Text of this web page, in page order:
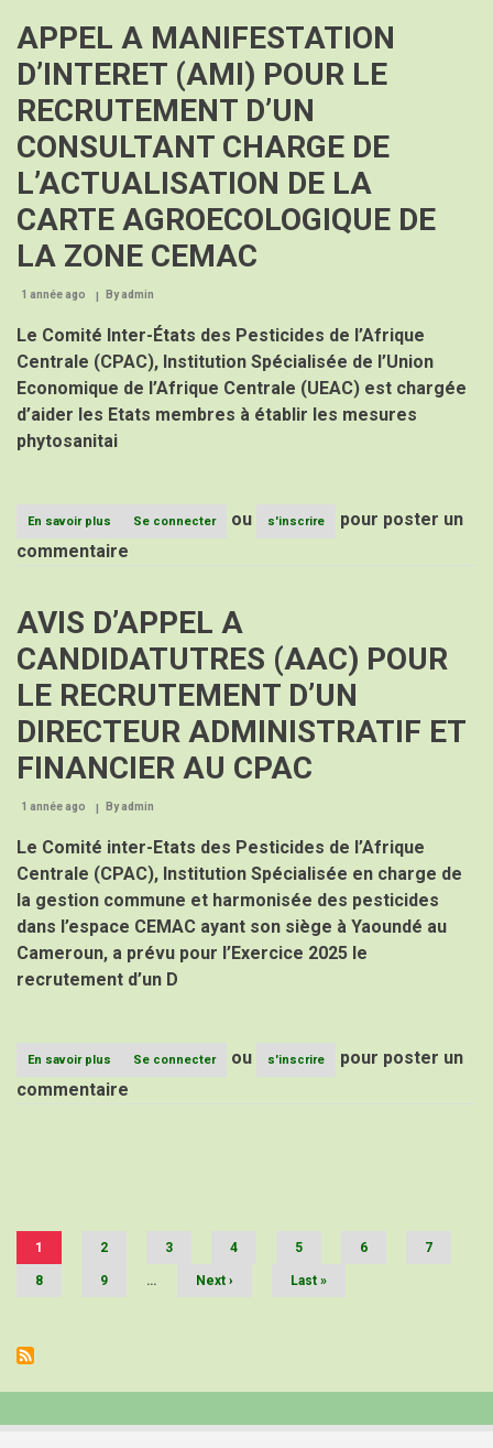
(AAC)
POUR
LE
RECRUTEMENT
D’UN
EXPERT
LA
DIRECTION
ADMINISTRATIVE
ET
AU
APPEL A MANIFESTATION
D’INTERET (AMI) POUR LE
RECRUTEMENT D’UN
CONSULTANT CHARGE DE
L’ACTUALISATION DE LA
CARTE AGROECOLOGIQUE DE
LA ZONE CEMAC
1 année ago Byadmin
Le Comité Inter-États des Pesticides de l’Afrique
Centrale (CPAC), Institution Spécialisée de l’Union
Economique de l’Afrique Centrale (UEAC) est chargée
d’aider les Etats membres à établir les mesures
phytosanitai
En savoir plus
APPEL
A
(AMI)
POUR
LE
RECRUTEMENT
D’UN
CONSULTANT
CHARGE
DE
L’ACTUALISATION
DE
LA
AGROECOLOGIQUE
DE
LA
ZONE
Se connecter ou s'inscrire
pour poster un
commentaire
AVIS D’APPEL A
CANDIDATUTRES (AAC) POUR
LE RECRUTEMENT D’UN
DIRECTEUR ADMINISTRATIF ET
FINANCIER AU CPAC
1 année ago Byadmin
Le Comité inter-Etats des Pesticides de l’Afrique
Centrale (CPAC), Institution Spécialisée en charge de
la gestion commune et harmonisée des pesticides
dans l’espace CEMAC ayant son siège à Yaoundé au
Cameroun, a prévu pour l’Exercice 2025 le
recrutement d’un D
En savoir plus
AVIS
D’APPEL
DIRECTEUR
ADMINISTRATIF
Se connecter ou s'inscrire
pour poster un
commentaire
Page
1 Page
2 Page
3 Page
4 Page
5 Page
6 Page
7
Page
8 Page
9 …
Page
Next ›
Dernière
Last »